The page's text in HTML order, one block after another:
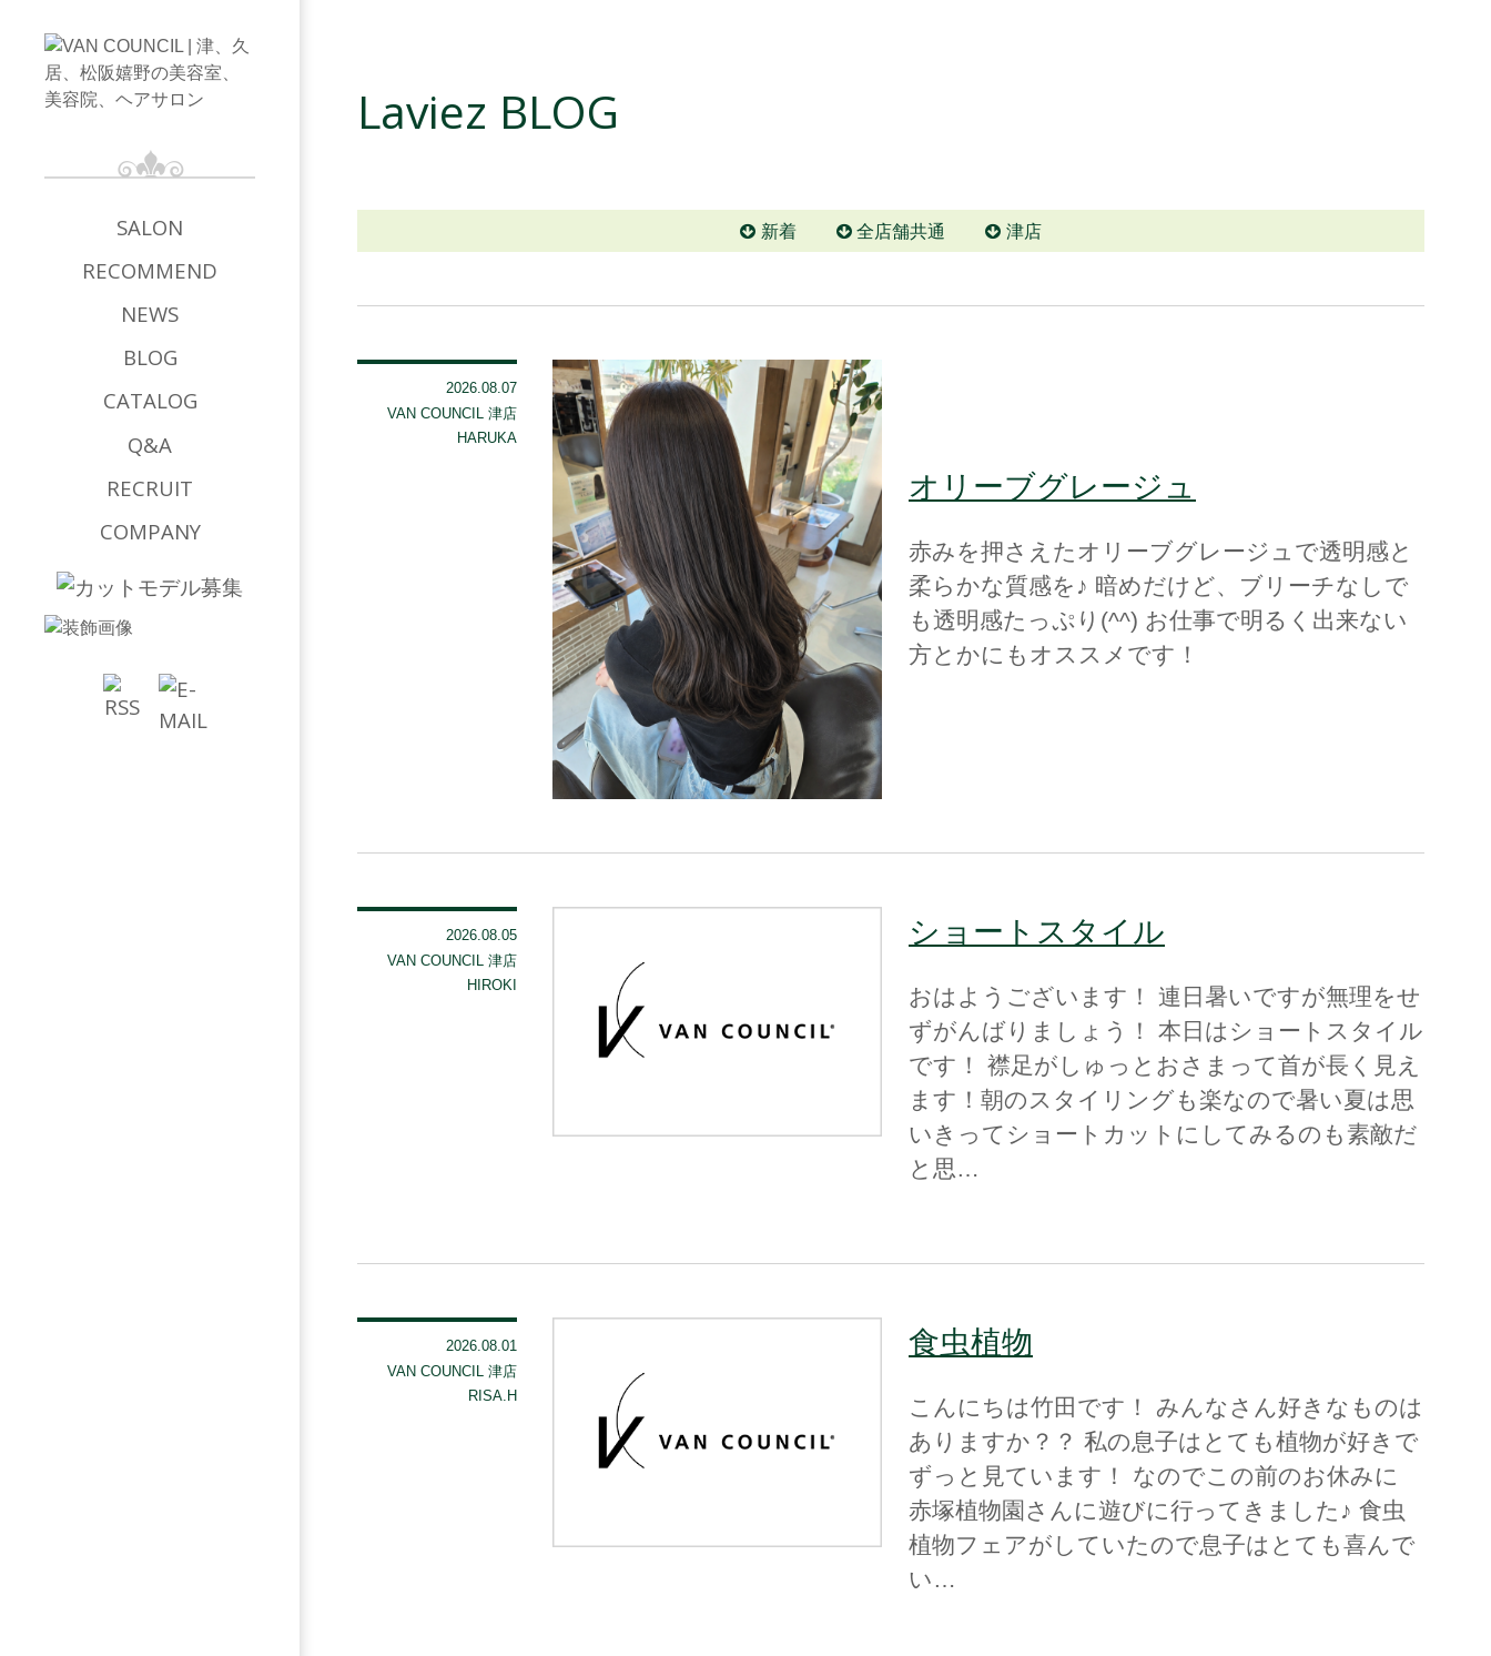
Laviez BLOG
新着 全店舗共通 津店
2026.08.07
VAN COUNCIL 津店
HARUKA
オリーブグレージュ
赤みを押さえたオリーブグレージュで透明感と
柔らかな質感を♪ 暗めだけど、ブリーチなしで
も透明感たっぷり(^^) お仕事で明るく出来ない
方とかにもオススメです！
2026.08.05
VAN COUNCIL 津店
HIROKI
ショートスタイル
おはようございます！ 連日暑いですが無理をせ
ずがんばりましょう！ 本日はショートスタイル
です！ 襟足がしゅっとおさまって首が長く見え
ます！朝のスタイリングも楽なので暑い夏は思
いきってショートカットにしてみるのも素敵だ
と思…
2026.08.01
VAN COUNCIL 津店
RISA.H
食虫植物
こんにちは竹田です！ みんなさん好きなものは
ありますか？？ 私の息子はとても植物が好きで
ずっと見ています！ なのでこの前のお休みに
赤塚植物園さんに遊びに行ってきました♪ 食虫
植物フェアがしていたので息子はとても喜んで
い…
SALON
RECOMMEND
NEWS
BLOG
CATALOG
Q&A
RECRUIT
COMPANY